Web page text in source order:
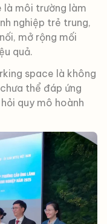
là môi trường làm
nghiệp trẻ trung,
mở rộng mối
quả.
space là không
thể đáp ứng
quy mô hoành